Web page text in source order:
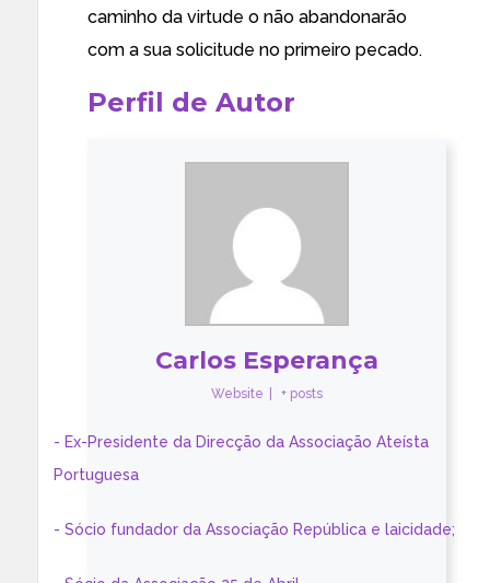
caminho da virtude o não abandonarão
com a sua solicitude no primeiro pecado.
Perfil de Autor
Carlos Esperança
Website + posts
- Ex-Presidente da Direcção da Associação Ateísta
Portuguesa
- Sócio fundador da Associação República e laicidade;